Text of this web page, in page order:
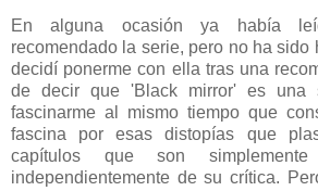
En alguna ocasión ya había
recomendado la serie, pero no ha sido
decidí ponerme con ella tras una
de decir que 'Black mirror' es una
fascinarme al mismo tiempo que
fascina por esas distopías que
capítulos que son
independientemente de su crítica.